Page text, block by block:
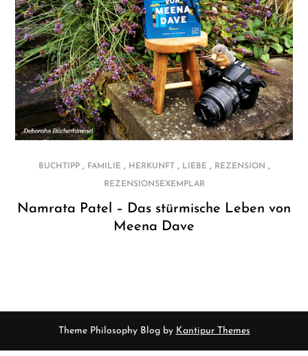
BUCHTIPP, FAMILIE , HERKUNFT, LIEBE , REZENSION ,
REZENSIONSEXEMPLAR
Namrata Patel – Das stürmische Leben von
Meena Dave
Theme Philosophy Blog by Kantipur Themes